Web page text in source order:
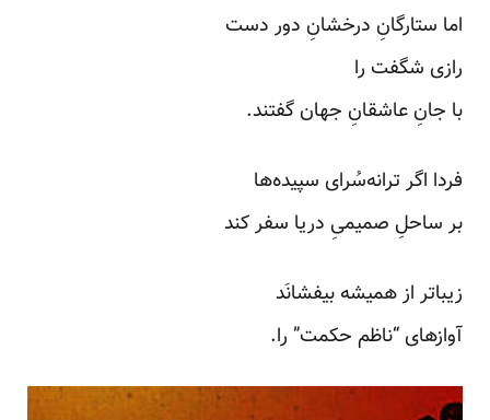
اما ستارگانِ درخشانِ دور دست
رازی شگفت را
با جانِ عاشقانِ جهان گفتند.
فردا اگر ترانه‌سُرای سپیده‌ها
بر ساحلِ صمیمیِ دریا سفر کند
زیباتر از همیشه بیفشانَد
آواز‌های “ناظم حکمت” را.